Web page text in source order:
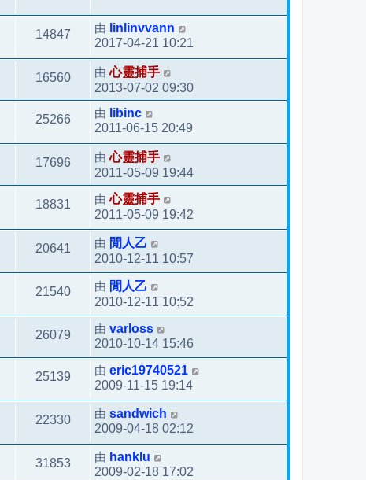
14847 由 linlinvvann
2017-04-21 10:21
16560 由心靈捕手
2013-07-02 09:30
25266 由 libinc
2011-06-15 20:49
17696 由心靈捕手
2011-05-09 19:44
18831 由心靈捕手
2011-05-09 19:42
20641 由 閒人乙
2010-12-11 10:57
21540 由 閒人乙
2010-12-11 10:52
26079 由 varloss
2010-10-14 15:46
25139 由 eric19740521
2009-11-15 19:14
22330 由 sandwich
2009-04-18 02:12
31853 由 hanklu
2009-02-18 17:02